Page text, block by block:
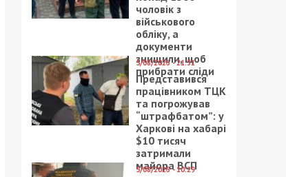
чоловік з
військового
обліку, а
документи
знищили, щоб
прибрати сліди
5/08/2026 - 21:31
Представився
працівником ТЦК
та погрожував
“штрафбатом”: у
Харкові на хабарі
$10 тисяч
затримали
майора ВСП
5/08/2026 - 10:29